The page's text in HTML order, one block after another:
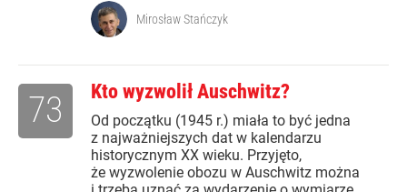
Mirosław Stańczyk
Kto wyzwolił Auschwitz?
Od początku (1945 r.) miała to być jedna
z najważniejszych dat w kalendarzu
historycznym XX wieku. Przyjęto,
że wyzwolenie obozu w Auschwitz można
73